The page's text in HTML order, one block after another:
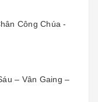
Công Chúa -
– Vân Gaing –